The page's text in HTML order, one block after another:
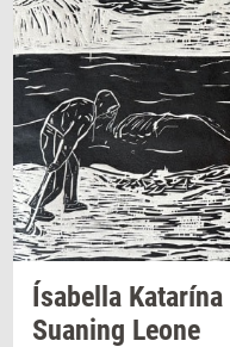
Ísabella Katarína
Su­a­ning Leone